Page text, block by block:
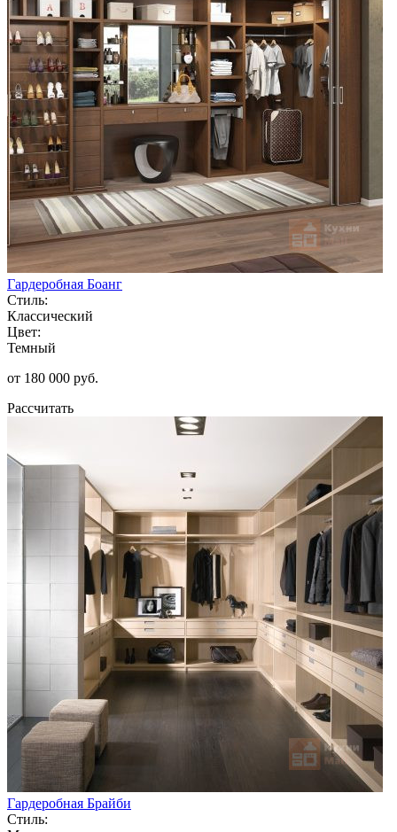
Гардеробная Боанг
Стиль:
Классический
Цвет:
Темный
от 180 000 руб.
Рассчитать
Гардеробная Брайби
Стиль: